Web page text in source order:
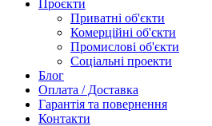
Проєкти
Приватні об'єкти
Комерційні об'єкти
Промислові об'єкти
Соціальні проекти
Блог
Оплата / Доставка
Гарантія та повернення
Контакти